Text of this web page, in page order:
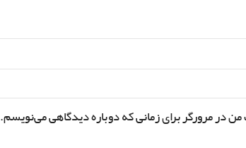
من در مرورگر برای زمانی که دوباره دیدگاهی می‌نویسم.